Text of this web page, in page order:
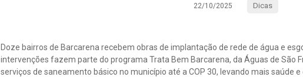
22/10/2025 Dicas
Doze bairros de Barcarena recebem obras de implantação de rede de água e
intervenções fazem parte do programa Trata Bem Barcarena, da Águas de São
serviços de saneamento básico no município até a COP 30, levando mais saúde